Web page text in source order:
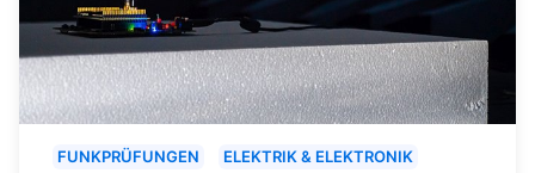
FUNKPRÜFUNGEN
ELEKTRIK & ELEKTRONIK